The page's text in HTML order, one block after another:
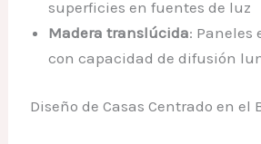
superficies en fuentes de luz
Madera translúcida: Paneles
con capacidad de difusión
Diseño de Casas Centrado en el